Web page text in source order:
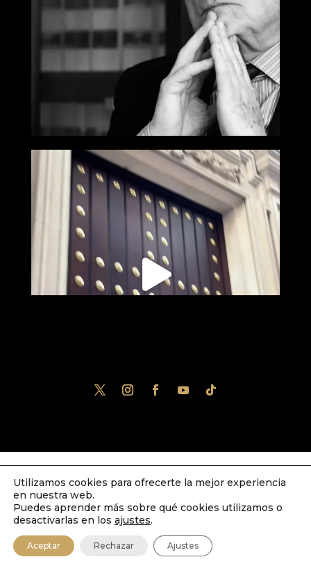
Diseñado poriNova Cloud. Una empresa
deGrupo Inova 2023© Todos los derechos
Política de Privacidad
Legal|Política de Cookies
Utilizamos cookies para ofrecerte la mejor experiencia
en nuestra web.
Puedes aprender más sobre qué cookies utilizamos o
desactivarlas en los ajustes.
Aceptar Rechazar Ajustes